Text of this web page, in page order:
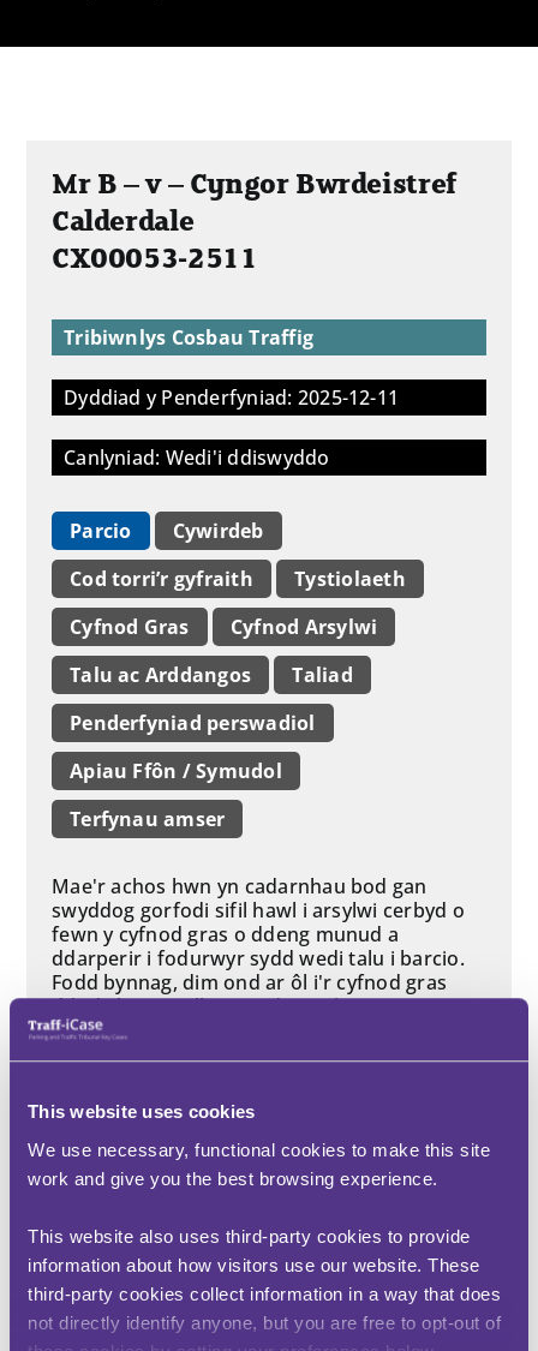
This website uses cookies
We use necessary, functional cookies to make this site
work and give you the best browsing experience.
This website also uses third-party cookies to provide
information about how visitors use our website. These
third-party cookies collect information in a way that does
not directly identify anyone, but you are free to opt-out of
Mr B – v – Cyngor Bwrdeistref
Calderdale
CX00053-2511
Tribiwnlys Cosbau Traffig
Dyddiad y Penderfyniad: 2025-12-11
Canlyniad: Wedi'i ddiswyddo
Parcio
Cywirdeb
Cod torri’r gyfraith
Tystiolaeth
Cyfnod Gras
Cyfnod Arsylwi
Talu ac Arddangos
Taliad
Penderfyniad perswadiol
Apiau Ffôn / Symudol
Terfynau amser
Mae'r achos hwn yn cadarnhau bod gan
swyddog gorfodi sifil hawl i arsylwi cerbyd o
fewn y cyfnod gras o ddeng munud a
ddarperir i fodurwyr sydd wedi talu i barcio.
Fodd bynnag, dim ond ar ôl i'r cyfnod gras
ddod i ben y gellir gosod y gosb.
Yn ogystal, mae'r achos yn egluro bod talu am
arddangos tocyn talu ac arddangos. Felly, mae
hysbysiad tâl cosb a gyhoeddir am fethu â
thalu ac arddangos yn disgrifio'r drosedd yn
ddigonol.
hwn yn cynnwys:
y posibilrwydd y gall mwy nag un cod
torri rheolau fod yn berthnasol (yn yr
achos hwn, gallai parcio ar ôl i'r amser